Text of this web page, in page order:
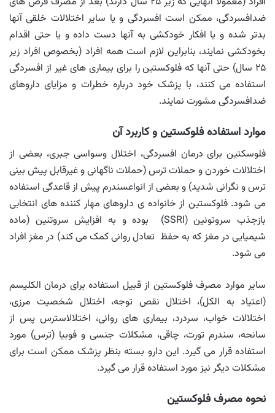
ضدافسردگی، ممکن است افسردگی و یا سایر اختلالات خلقی آنها
بدتر شده و یا افکار خودکشی به آنها دست داده و یا حتی اقدام
بخودکشی نمایند، بنابراین لازم است همه افراد (بخصوص افراد زیر
۲۵ سال) حتی آنها که فلوکستین را برای بیماری های غیر از افسردگی
استفاده می کنند، با پزشک خود درباره خطرات و مزایای داروهای
ضدافسردگی مشورت نمایند.
موارد استفاده فلوکستین و کاربرد آن
فلوسکتین برای درمان افسردگی، اختلال وسواسی جبری، بعضی از
اختلالات خوردن و حملات ترس (حملات ناگهانی و غیرقابل پیش بینی
ترس و نگرانی شدید) و بعضی از انواعسندرم پیش از قاعدگی استفاده
می شود. فلوکستین از خانواده ی داروهای مهار کننده های انتخابی
بازجذب سروتونین (SSRI) بوده و به افزایش سروتنین (ماده
شیمیایی در مغز که به حفظ تعادل روانی کمک می کند) در مغز افراد
می شود.
سایر موارد مصرف فلوکستین از قبیل استفاده برای درمان الکلیسم
(اعتیاد به الکل)، اختلال نقص توجه، اختلال شخصیت مرزی،
اختلالات خواب، سردرد، بیماری های روانی، اختلالاسترس پس از
سانحه، سندرم تورت، چاقی، مشکلات جنسی و فوبیا (ترس) مورد
استفاده قرار می گیرد. این دارو بسته بنظر پزشک ممکن است برای
مشکلات دیگر نیز مورد استفاده قرار می گیرد.
نحوه مصرف فلوکستین